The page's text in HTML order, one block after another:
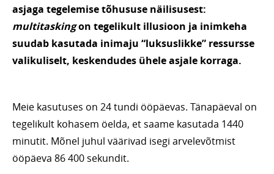
asjaga tegelemise tõhususe näilisusest:
multitaskingon tegelikult illusioon ja inimkeha
suudab kasutada inimaju “luksuslikke” ressursse
valikuliselt, keskendudes ühele asjale korraga.
Meie kasutuses on 24 tundi ööpäevas. Tänapäeval on
tegelikult kohasem öelda, et saame kasutada 1440
minutit. Mõnel juhul väärivad isegi arvelevõtmist
ööpäeva 86 400 sekundit.